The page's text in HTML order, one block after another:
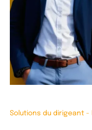
Solutions du dirigeant -